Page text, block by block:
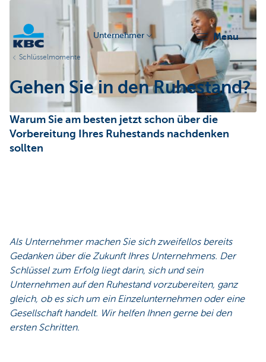
Unternehmer menu
Schlüsselmomente
Gehen Sie in den Ruhestand?
Warum Sie am besten jetzt schon über die
Vorbereitung Ihres Ruhestands nachdenken
sollten
Als Unternehmer machen Sie sich zweifellos bereits
Gedanken über die Zukunft Ihres Unternehmens. Der
Schlüssel zum Erfolg liegt darin, sich und sein
Unternehmen auf den Ruhestand vorzubereiten, ganz
gleich, ob es sich um ein Einzelunternehmen oder eine
Gesellschaft handelt. Wir helfen Ihnen gerne bei den
ersten Schritten.